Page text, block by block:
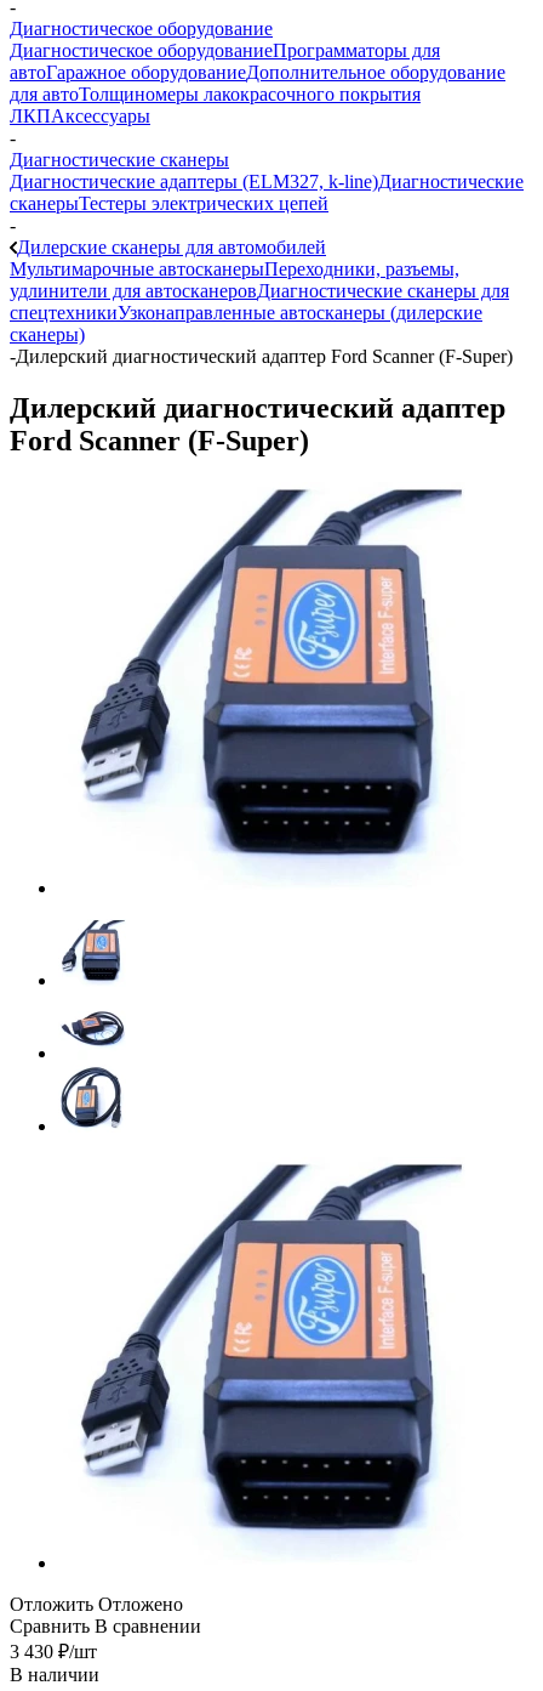
-
Диагностическое оборудование
Диагностическое оборудованиеПрограмматоры для
автоГаражное оборудованиеДополнительное оборудование
для автоТолщиномеры лакокрасочного покрытия
ЛКПАксессуары
-
Диагностические сканеры
Диагностические адаптеры (ELM327, k-line)Диагностические
сканерыТестеры электрических цепей
-
Дилерские сканеры для автомобилей
Мультимарочные автосканерыПереходники, разъемы,
удлинители для автосканеровДиагностические сканеры для
спецтехникиУзконаправленные автосканеры (дилерские
сканеры)
-Дилерский диагностический адаптер Ford Scanner (F-Super)
Дилерский диагностический адаптер
Ford Scanner (F-Super)
Отложить Отложено
Сравнить В сравнении
3 430 ₽/шт
В наличии